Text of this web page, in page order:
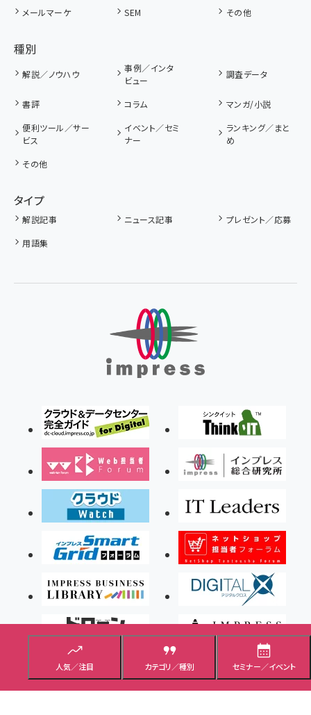
人気／注目 カテゴリ／種別 セミナー／イベント
メールマーケ
SEM その他
種別
解説／ノウハウ
事例／インタ
ビュー
調査データ
書評 コラム
マンガ/小説
便利ツール／サー
ビス
イベント／セミ
ナー
ランキング／まと
め
その他
タイプ
解説記事 ニュース記事
プレゼント／応募
用語集